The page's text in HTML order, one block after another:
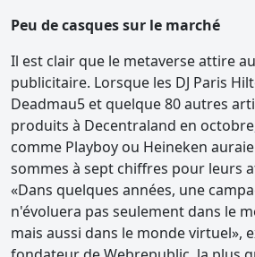
Peu de casques sur le marché
Il est clair que le metaverse attire
publicitaire. Lorsque les DJ Paris
Deadmau5 et quelque 80 autres
produits à Decentraland en
comme Playboy ou Heineken
sommes à sept chiffres pour leurs
«Dans quelques années, une
n'évoluera pas seulement dans le
mais aussi dans le monde virtuel»,